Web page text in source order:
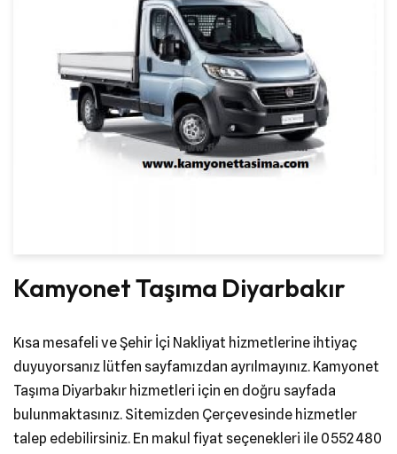
Kamyonet Taşıma Diyarbakır
Kısa mesafeli ve Şehir İçi Nakliyat hizmetlerine ihtiyaç
duyuyorsanız lütfen sayfamızdan ayrılmayınız. Kamyonet
Taşıma Diyarbakır hizmetleri için en doğru sayfada
bulunmaktasınız. Sitemizden Çerçevesinde hizmetler
talep edebilirsiniz. En makul fiyat seçenekleri ile 0552 480